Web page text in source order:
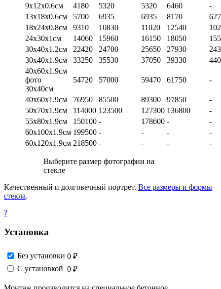
9х12х0.6см
4180 5320 5320 6460
-
13х18х0.6см
5700 6935 6935 8170
18х24х0.8см
9310 10830 11020 12540
24х30х1см
14060 15960 16150 18050
30х40х1.2см
22420 24700 25650 27930
30х40х1.9см
33250 35530 37050 39330
40х60х1.9см
фото
30х40см
54720 57000 59470 61750 -
40х60х1.9см 76950 85500 89300 97850
-
50х70х1.9см
114000 123500 127300 136800
-
55х80х1.9см
150100 - 178600 -
-
60х100х1.9см 199500 - - -
-
60х120х1.9см 218500 - - - -
Выберите размер фотографии на
стекле
Качественный и долговечный портрет. Все размеры и формы
стекла.
?
Установка
Без установки 0 ₽
С установкой 0 ₽